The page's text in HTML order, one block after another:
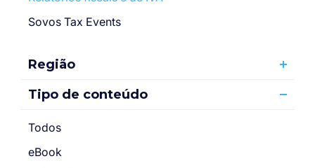
Sovos Tax Events
Região
Tipo de conteúdo
Todos
eBook